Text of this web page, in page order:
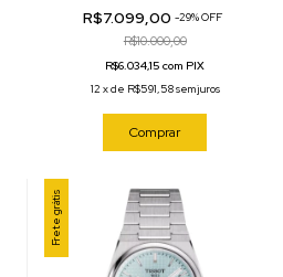
R$7.099,00-29%OFF
R$10.000,00
R$6.034,15 com PIX
12 xde R$591,58sem juros
Comprar
Frete grátis